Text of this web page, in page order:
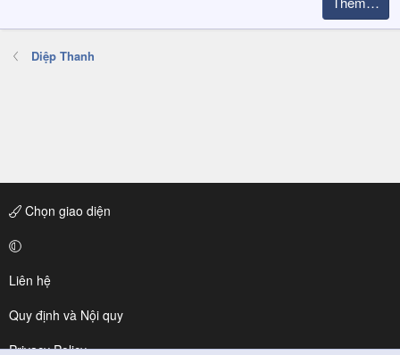
Diệp Thanh
Chọn giao diện
Liên hệ
Quy định và Nội quy
Privacy Policy